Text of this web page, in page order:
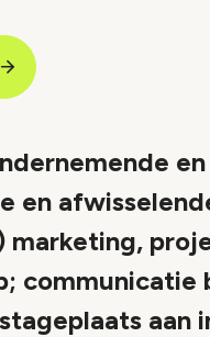
en
marketing,
aan